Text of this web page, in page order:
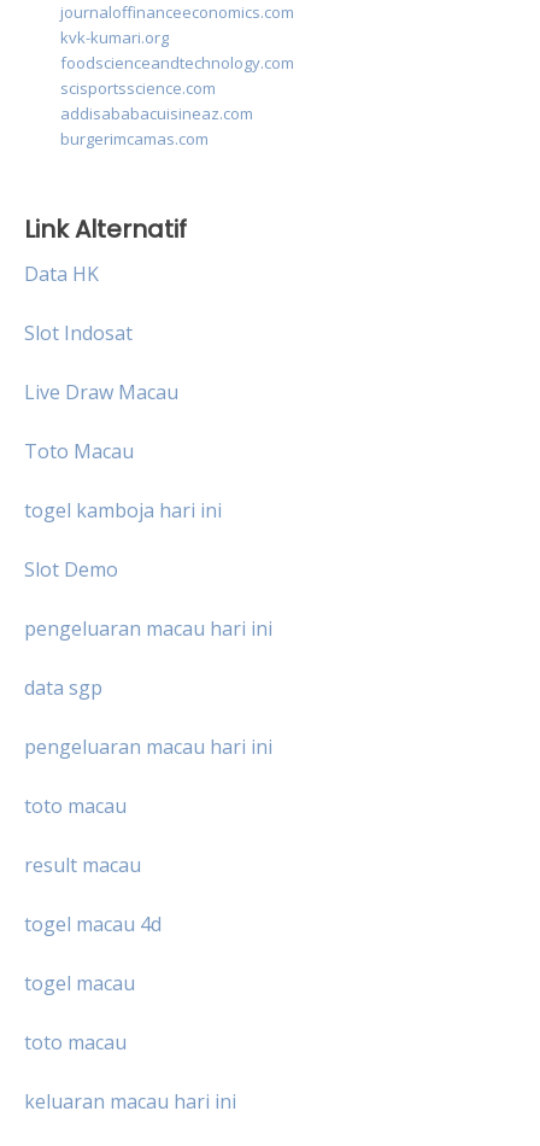
journaloffinanceeconomics.com
kvk-kumari.org
foodscienceandtechnology.com
scisportsscience.com
addisababacuisineaz.com
burgerimcamas.com
Link Alternatif
Data HK
Slot Indosat
Live Draw Macau
Toto Macau
togel kamboja hari ini
Slot Demo
pengeluaran macau hari ini
data sgp
pengeluaran macau hari ini
toto macau
result macau
togel macau 4d
togel macau
toto macau
keluaran macau hari ini